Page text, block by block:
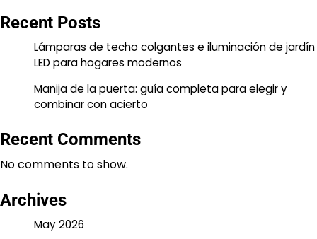
Recent Posts
Lámparas de techo colgantes e iluminación de jardín
LED para hogares modernos
Manija de la puerta: guía completa para elegir y
combinar con acierto
Recent Comments
No comments to show.
Archives
May 2026